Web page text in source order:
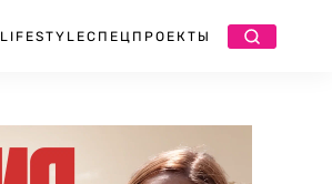
LIFESTYLEСПЕЦПРОЕКТЫ